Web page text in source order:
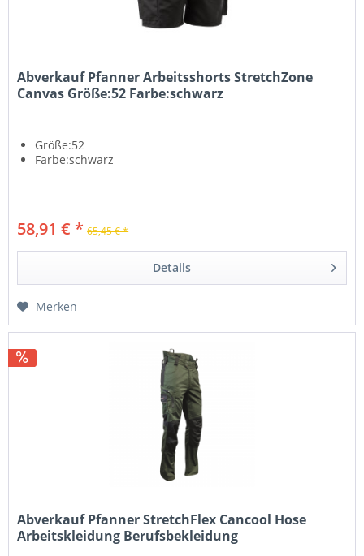
Abverkauf Pfanner Arbeitsshorts StretchZone
Canvas Größe:52 Farbe:schwarz
Größe:52
Farbe:schwarz
58,91 € * 65,45 € *
Details
Merken
Abverkauf Pfanner StretchFlex Cancool Hose
Arbeitskleidung Berufsbekleidung